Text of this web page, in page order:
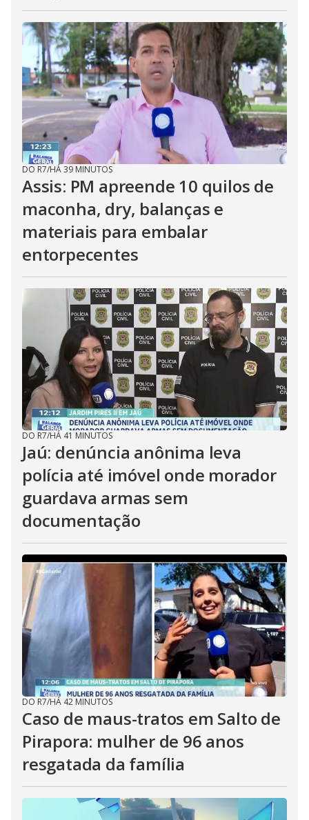
DO R7/HÁ 39 MINUTOS
Assis: PM apreende 10 quilos de
maconha, dry, balanças e
materiais para embalar
entorpecentes
DO R7/HÁ 41 MINUTOS
Jaú: denúncia anônima leva
polícia até imóvel onde morador
guardava armas sem
documentação
DO R7/HÁ 42 MINUTOS
Caso de maus-tratos em Salto de
Pirapora: mulher de 96 anos
resgatada da família